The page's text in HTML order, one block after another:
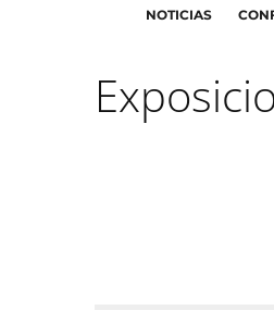
NOTICIAS